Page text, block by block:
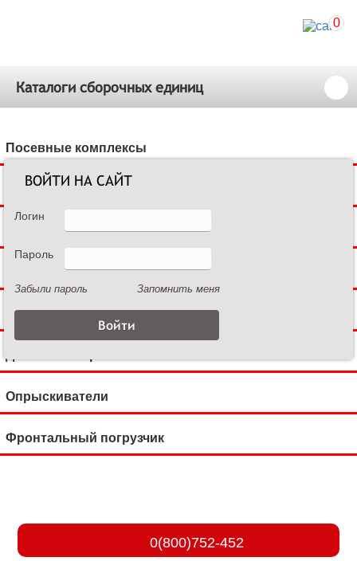
0
Каталоги сборочных единиц
Посевные комплексы
Сеялки зерновые
Сеялки пропашные
Культиваторы междурядные
Культиваторы сплошной обработки
Опрыскиватели
Фронтальный погрузчик
0(800)752-452
ВОЙТИ НА САЙТ
Логин
Пароль
Забыли пароль Запомнить меня